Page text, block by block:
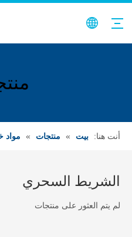
أنت هنا: بيت » منتجات » مواد
الشريط السحري
لم يتم العثور على منتجات